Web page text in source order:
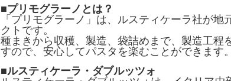
■プリモグラーノとは？
「プリモグラーノ」は、ルスティケーラ社が
クトです。
種まきから収穫、製造、袋詰めまで、製造工程
すので、安心してパスタを楽むことができます。
■ルスティケーラ・ダブルッツォ